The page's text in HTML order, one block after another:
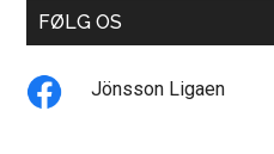
FØLG OS
Jönsson Ligaen